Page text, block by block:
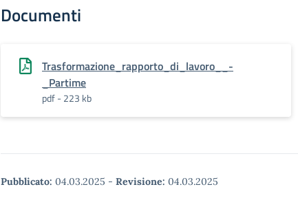
Documenti
Trasformazione_rapporto_di_lavoro__-
_Partime
pdf - 223 kb
Pubblicato: 04.03.2025 - Revisione: 04.03.2025